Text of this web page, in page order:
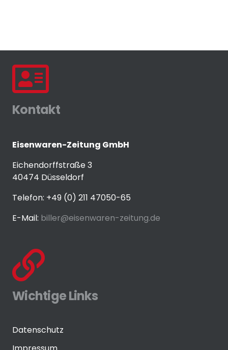
Kontakt
Eisenwaren-Zeitung GmbH
Eichendorffstraße 3
40474 Düsseldorf
Telefon: +49 (0) 211 47050-65
E-Mail: biller@eisenwaren-zeitung.de
Wichtige Links
Datenschutz